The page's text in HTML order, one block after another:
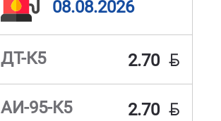
08.08.2026
ДТ-К5 2.70 BYN
АИ-95-К5 2.70 BYN